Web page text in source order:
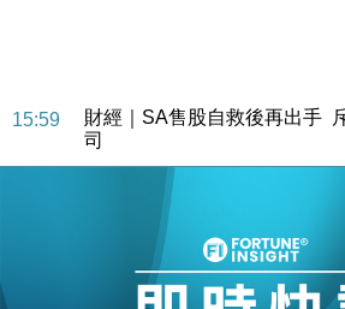
15:59
財經｜SA售股自救後再出手
司
財經｜精星香港夥菜鳥拓全球
地產｜大酒店中期轉賺2300
國際｜特朗普赴洛杉磯高球